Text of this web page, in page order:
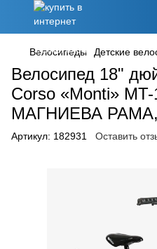
Велосипеды Детские
Велосипед 18"
Corso «Monti»
МАГНИЕВА
Артикул: 182931 Оставить